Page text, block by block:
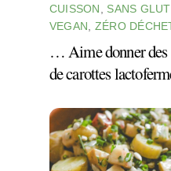
CUISSON
SANS
VEGAN
ZÉRO
… Aime donner des
de carottes